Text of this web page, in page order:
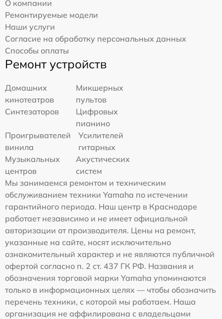
О компании
Ремонтируемые модели
Наши услуги
Согласие на обработку персональных данных
Способы оплаты
Ремонт устройств
Домашних
кинотеатров
Микшерных
пультов
Синтезаторов
Цифровых
пианино
Проигрывателей
винила
Усилителей
гитарных
Музыкальных
центров
Акустических
систем
Мы занимаемся ремонтом и техническим
обслуживанием техники Yamaha по истечении
гарантийного периода. Наш центр в Краснодаре
работает независимо и не имеет официальной
авторизации от производителя. Цены на ремонт,
указанные на сайте, носят исключительно
ознакомительный характер и не являются публичной
офертой согласно п. 2 ст. 437 ГК РФ. Названия и
обозначения торговой марки Yamaha упоминаются
только в информационных целях — чтобы обозначить
перечень техники, с которой мы работаем. Наша
организация не аффилирована с владельцами